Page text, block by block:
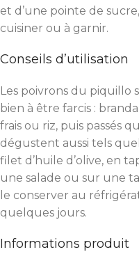
et d’une pointe de
cuisiner ou à garnir.
Conseils d’utilisation
Les poivrons du
bien à être farcis :
frais ou riz, puis passés
dégustent aussi tels
filet d’huile d’olive, en
une salade ou sur une
le conserver au
quelques jours.
Informations produit